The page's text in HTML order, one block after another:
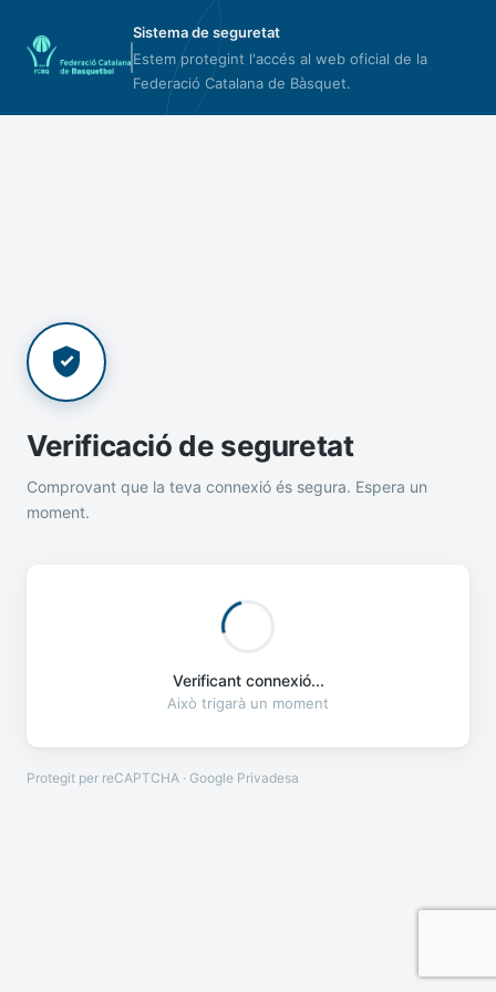
Sistema de seguretat
Estem protegint l'accés al web oficial de la
Federació Catalana de Bàsquet.
Verificació de seguretat
Comprovant que la teva connexió és segura. Espera un
moment.
Verificant connexió...
Això trigarà un moment
Protegit per reCAPTCHA · Google Privadesa